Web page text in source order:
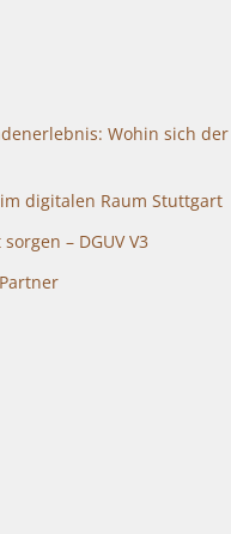
Wohin sich der
digitalen Raum Stuttgart
– DGUV V3